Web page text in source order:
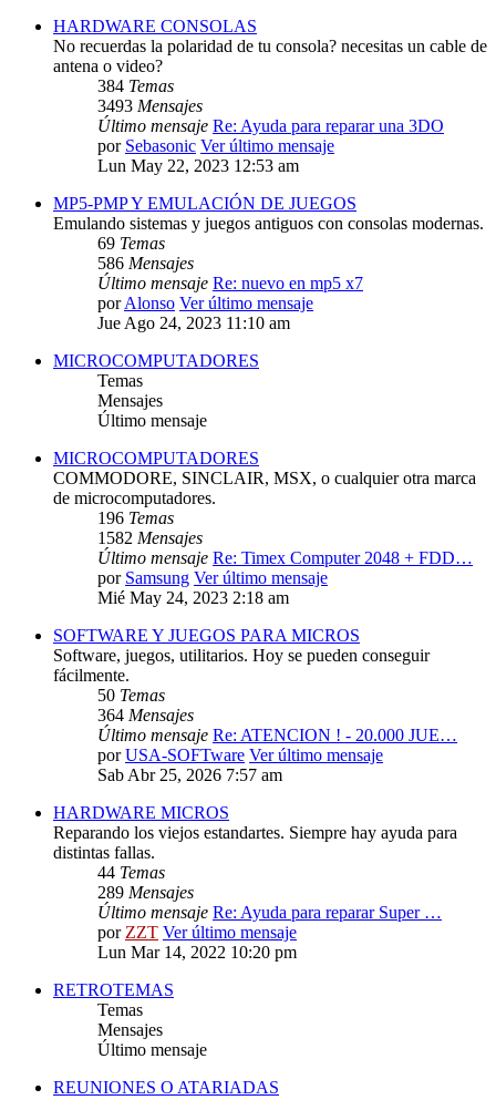
HARDWARE CONSOLAS
No recuerdas la polaridad de tu consola? necesitas un cable de
antena o video?
384 Temas
3493 Mensajes
Último mensaje Re: Ayuda para reparar una 3DO
por Sebasonic Ver último mensaje
Lun May 22, 2023 12:53 am
MP5-PMP Y EMULACIÓN DE JUEGOS
Emulando sistemas y juegos antiguos con consolas modernas.
69 Temas
586 Mensajes
Último mensaje Re: nuevo en mp5 x7
porAlonso Ver último mensaje
Jue Ago 24, 2023 11:10 am
MICROCOMPUTADORES
Temas
Mensajes
Último mensaje
MICROCOMPUTADORES
COMMODORE, SINCLAIR, MSX, o cualquier otra marca
de microcomputadores.
196 Temas
1582 Mensajes
Último mensaje Re: Timex Computer 2048 + FDD…
por Samsung Ver último mensaje
Mié May 24, 2023 2:18 am
SOFTWARE Y JUEGOS PARA MICROS
Software, juegos, utilitarios. Hoy se pueden conseguir
fácilmente.
50 Temas
364 Mensajes
Último mensaje Re: ATENCION ! - 20.000 JUE…
porUSA-SOFTware Ver último mensaje
Sab Abr 25, 2026 7:57 am
HARDWARE MICROS
Reparando los viejos estandartes. Siempre hay ayuda para
distintas fallas.
44 Temas
289 Mensajes
Último mensaje Re: Ayuda para reparar Super …
porZZT Ver último mensaje
Lun Mar 14, 2022 10:20 pm
RETROTEMAS
Temas
Mensajes
Último mensaje
REUNIONES O ATARIADAS